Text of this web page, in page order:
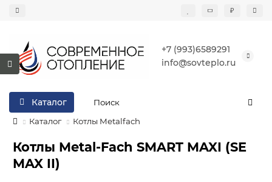
₽
+7 (993)6589291
info@sovteplo.ru
Каталог
Каталог Котлы Metalfach
Котлы Metal-Fach SMART MAXI (SE
MAX II)